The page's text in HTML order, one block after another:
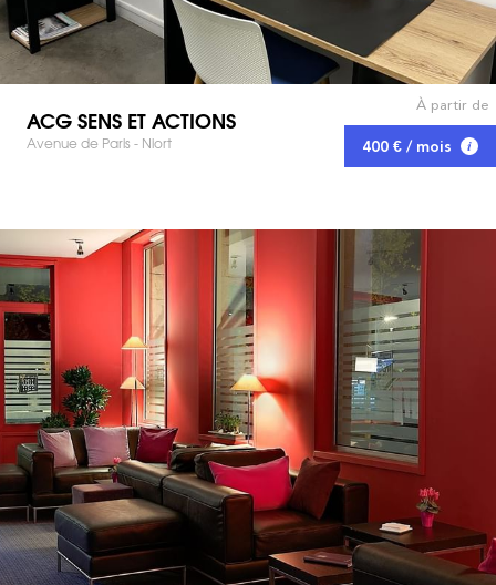
ACG SENS ET ACTIONS
Avenue de Paris - Niort
À partir de
400 € / mois